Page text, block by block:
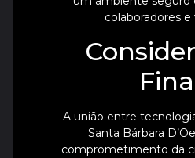
colaboradores e
A união entre
Santa Bárbara
comprometimento da